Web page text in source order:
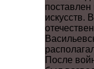
искусств.
После